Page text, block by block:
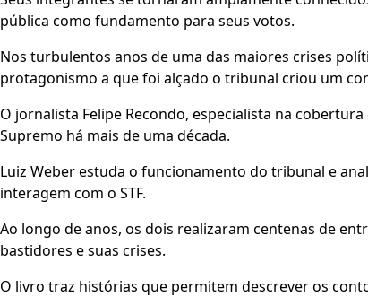
pública como fundamento para seus votos.
Nos turbulentos anos de uma das maiores crises
protagonismo a que foi alçado o tribunal criou um
O jornalista Felipe Recondo, especialista na
Supremo há mais de uma década.
Luiz Weber estuda o funcionamento do tribunal e
interagem com o STF.
Ao longo de anos, os dois realizaram centenas de
bastidores e suas crises.
O livro traz histórias que permitem descrever os